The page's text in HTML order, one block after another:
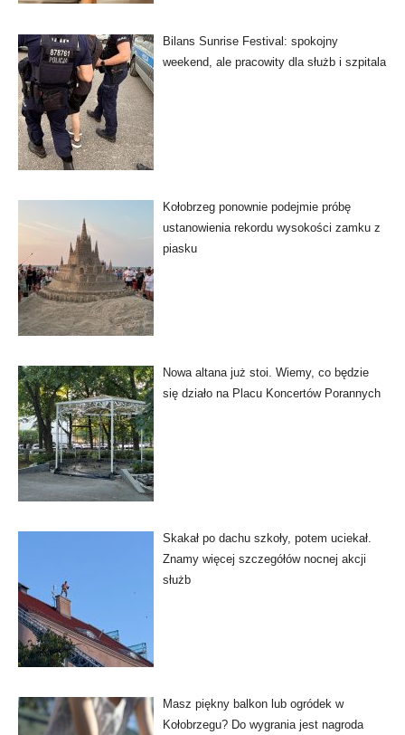
Bilans Sunrise Festival: spokojny
weekend, ale pracowity dla służb i szpitala
Kołobrzeg ponownie podejmie próbę
ustanowienia rekordu wysokości zamku z
piasku
Nowa altana już stoi. Wiemy, co będzie
się działo na Placu Koncertów Porannych
Skakał po dachu szkoły, potem uciekał.
Znamy więcej szczegółów nocnej akcji
służb
Masz piękny balkon lub ogródek w
Kołobrzegu? Do wygrania jest nagroda